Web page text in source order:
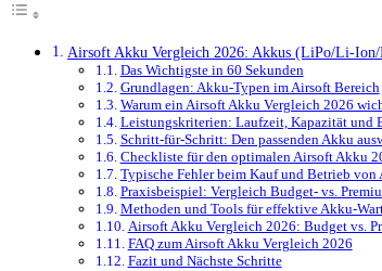
Airsoft Akku Vergleich 2026: Akkus (LiPo/Li-
Das Wichtigste in 60 Sekunden
Grundlagen: Akku-Typen im Airsoft Bereich
Warum ein Airsoft Akku Vergleich 2026
Leistungskriterien: Laufzeit, Kapazität und
Schritt-für-Schritt: Den passenden Akku
Checkliste für den optimalen Airsoft Akku
Typische Fehler beim Kauf und Betrieb
Praxisbeispiel: Vergleich Budget- vs.
Methoden und Tools für effektive Akku-
Airsoft Akku Vergleich 2026: Budget vs.
FAQ zum Airsoft Akku Vergleich 2026
Fazit und Nächste Schritte